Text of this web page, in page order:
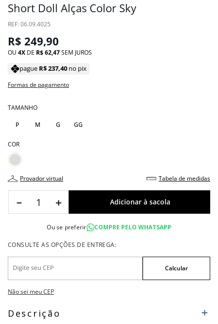
Short Doll Alças Color Sky
: 06.09.4025
R$ 249,90
OU 4 DE R$62,47SEM JUROS
pague R$237,40 no pix
Formas de pagamento
TAMANHO
P M G GG
COR
provador virtual tabela de medidas
＋
－
Ou se preferir COMPRE PELO WHATSAPP
Não sei meu CEP
Descrição